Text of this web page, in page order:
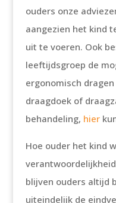
ouders onze
aangezien het kind
uit te voeren. Ook
leeftijdsgroep de
ergonomisch
draagdoek of
behandeling, hier
Hoe ouder het kind
blijven ouders altijd
uiteindelijk de